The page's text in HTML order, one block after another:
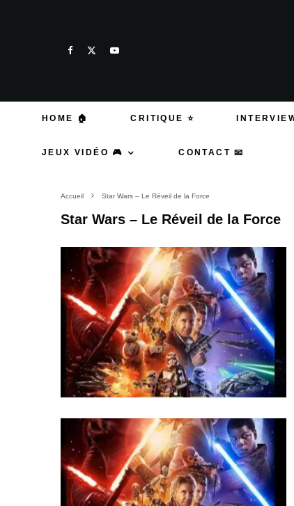
HOME 🏠 CRITIQUE ⭐
JEUX VIDÉO 🎮 CONTACT 📧
Accueil Star Wars – Le Réveil de la Force
Star Wars – Le Réveil de la Force